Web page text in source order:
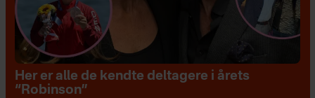
Her er alle de kendte deltagere i årets
“Robinson”